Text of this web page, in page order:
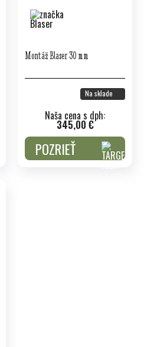
Montáž Blaser 30 mm
Na sklade
Naša cena s dph:
345,00 €
POZRIEŤ